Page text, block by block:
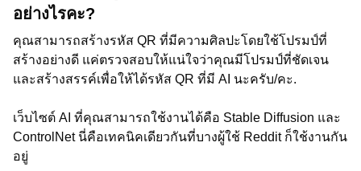
อย่างไรคะ?
คุณสามารถสร้างรหัส QR ที่มีความศิลปะโดยใช้โปรมป์ที่
สร้างอย่างดี แค่ตรวจสอบให้แน่ใจว่าคุณมีโปรมป์ที่ชัดเจน
และสร้างสรรค์เพื่อให้ได้รหัส QR ที่มี AI นะครับ/คะ.
เว็บไซต์ AI ที่คุณสามารถใช้งานได้คือ Stable Diffusion และ
ControlNet นี่คือเทคนิคเดียวกันที่บางผู้ใช้ Reddit ก็ใช้งานกัน
อยู่